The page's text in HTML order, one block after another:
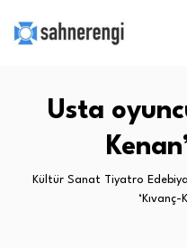
Usta
Kültür Sanat Tiyatro